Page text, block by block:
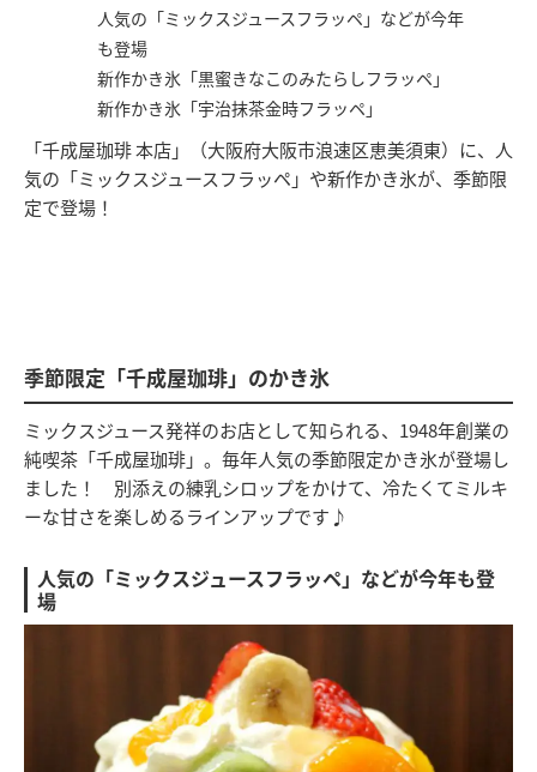
人気の「ミックスジュースフラッペ」などが今年
も登場
新作かき氷「黒蜜きなこのみたらしフラッペ」
新作かき氷「宇治抹茶金時フラッペ」
「千成屋珈琲 本店」（大阪府大阪市浪速区恵美須東）に、人
気の「ミックスジュースフラッペ」や新作かき氷が、季節限
定で登場！
季節限定「千成屋珈琲」のかき氷
ミックスジュース発祥のお店として知られる、1948年創業の
純喫茶「千成屋珈琲」。毎年人気の季節限定かき氷が登場し
ました！ 別添えの練乳シロップをかけて、冷たくてミルキ
ーな甘さを楽しめるラインアップです♪
人気の「ミックスジュースフラッペ」などが今年も登
場